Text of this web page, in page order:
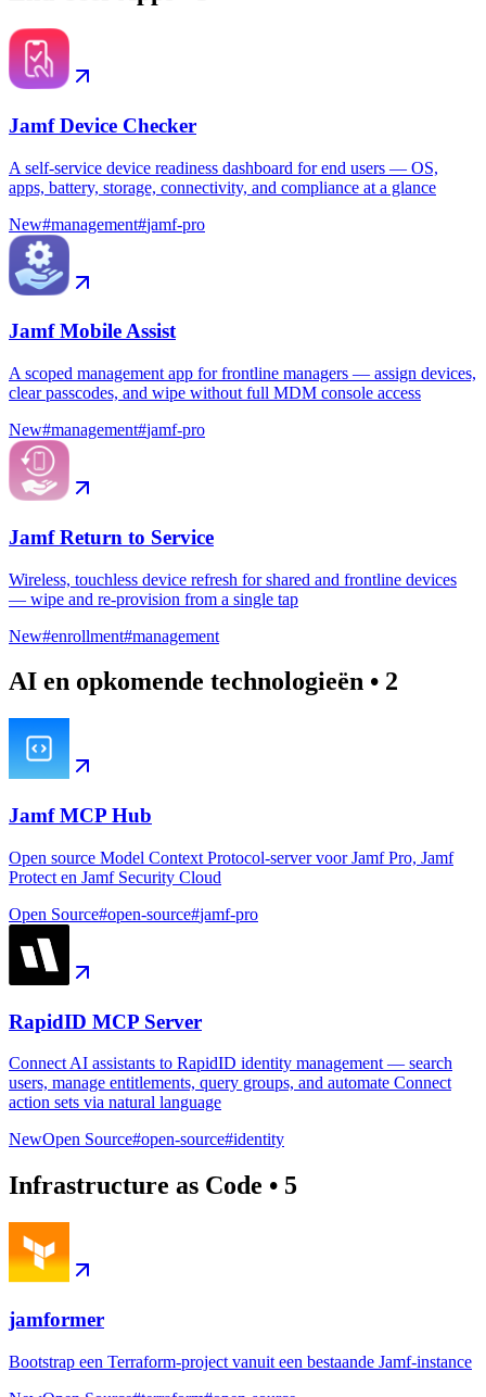
Jamf Device Checker
A self-service device readiness dashboard for end users — OS,
apps, battery, storage, connectivity, and compliance at a glance
New#management#jamf-pro
Jamf Mobile Assist
A scoped management app for frontline managers — assign devices,
clear passcodes, and wipe without full MDM console access
New#management#jamf-pro
Jamf Return to Service
Wireless, touchless device refresh for shared and frontline devices
— wipe and re-provision from a single tap
New#enrollment#management
AI en opkomende technologieën • 2
Jamf MCP Hub
Open source Model Context Protocol-server voor Jamf Pro, Jamf
Protect en Jamf Security Cloud
Open Source#open-source#jamf-pro
RapidID MCP Server
Connect AI assistants to RapidID identity management — search
users, manage entitlements, query groups, and automate Connect
action sets via natural language
NewOpen Source#open-source#identity
Infrastructure as Code • 5
jamformer
Bootstrap een Terraform-project vanuit een bestaande Jamf-instance